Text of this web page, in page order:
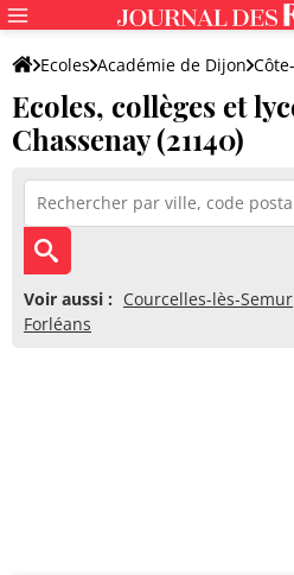
Ecoles Académie de Dijon
Ecoles, collèges et
Chassenay (21140)
Voir aussi : Courcelles-lès-Semur
Forléans